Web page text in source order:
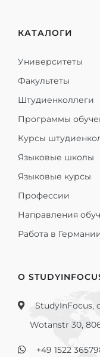
КАТАЛОГИ
Университеты
Факультеты
Штудиенколлеги
Программы
Курсы
Языковые школы
Языковые курсы
Профессии
Направления
Работа в
О
StudyInFocus,
Wotanstr 30,
+49 1522